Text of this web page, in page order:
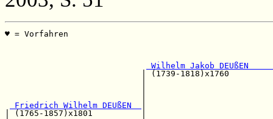
♥ =
Wilhelm Jakob DEUßEN
|
Friedrich Wilhelm DEUßEN
| (1765-1857)x1801          |